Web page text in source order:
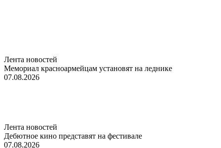
Лента новостей
Мемориал красноармейцам установят на леднике
07.08.2026
Лента новостей
Дебютное кино представят на фестивале
07.08.2026